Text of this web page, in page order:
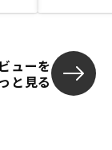
ューを
と見る